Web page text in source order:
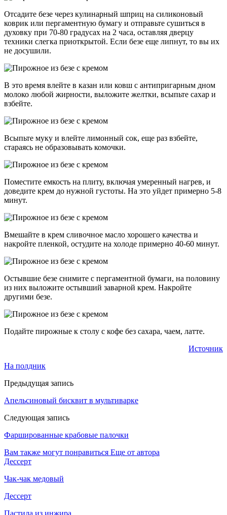
Отсадите безе через кулинарный шприц на силиконовый
коврик или пергаментную бумагу и отправьте сушиться в
духовку при 70-80 градусах на 2 часа, оставляя дверцу
техники слегка приоткрытой. Если безе еще липнут, то вы их
не досушили.
В это время влейте в казан или ковш с антипригарным дном
молоко любой жирности, выложите желтки, всыпьте сахар и
взбейте.
Всыпьте муку и влейте лимонный сок, еще раз взбейте,
стараясь не образовывать комочки.
Поместите емкость на плиту, включая умеренный нагрев, и
доведите крем до нужной густоты. На это уйдет примерно 5-8
минут.
Вмешайте в крем сливочное масло хорошего качества и
накройте пленкой, остудите на холоде примерно 40-60 минут.
Остывшие безе снимите с пергаментной бумаги, на половину
из них выложите остывший заварной крем. Накройте
другими безе.
Подайте пирожные к столу с кофе без сахара, чаем, латте.
Источник
На полдник
Предыдущая запись
Апельсиновый бисквит в мультиварке
Следующая запись
Фаршированные крабовые палочки
Вам также могут понравиться Еще от автора
Дессерт
Чак-чак медовый
Дессерт